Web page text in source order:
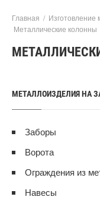
Главная / Изготовление
Металлические колонны
МЕТАЛЛОИЗДЕЛИЯ НА
Заборы
Ворота
Ограждения из
Навесы